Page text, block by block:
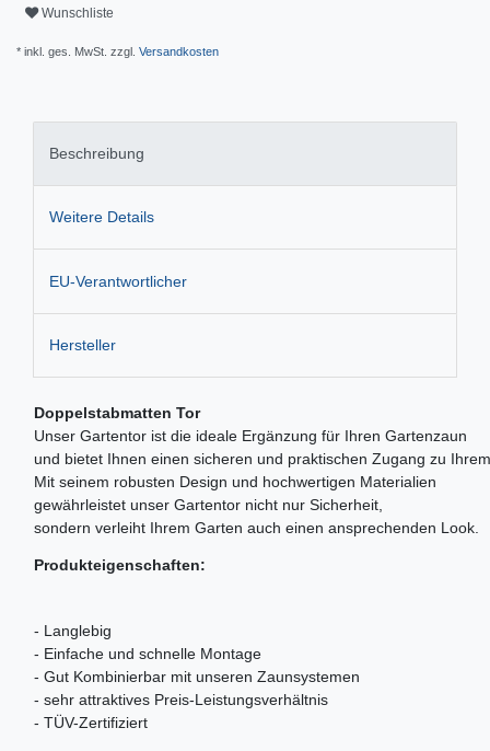
Wunschliste
* inkl. ges. MwSt. zzgl. Versandkosten
Beschreibung
Weitere Details
EU-Verantwortlicher
Hersteller
Doppelstabmatten Tor
Unser Gartentor ist die ideale Ergänzung für Ihren Gartenzaun
und bietet Ihnen einen sicheren und praktischen Zugang zu
Mit seinem robusten Design und hochwertigen Materialien
gewährleistet unser Gartentor nicht nur Sicherheit,
sondern verleiht Ihrem Garten auch einen ansprechenden Look.
Produkteigenschaften:
- Langlebig
- Einfache und schnelle Montage
- Gut Kombinierbar mit unseren Zaunsystemen
- sehr attraktives Preis-Leistungsverhältnis
- TÜV-Zertifiziert